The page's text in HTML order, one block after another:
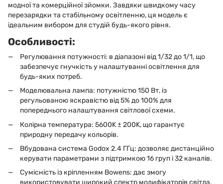
модної та комерційної зйомки. Завдяки швидкому часу
перезарядки та стабільному освітленню, ця модель є
ідеальним вибором для студій будь-якого рівня.
Особливості:
Регулювання потужності: в діапазоні від 1/32 до 1/1, що
забезпечує гнучкість у налаштуванні освітлення для
будь-яких потреб.
Моделювальна лампа: потужністю 150 Вт, із
регульованою яскравістю від 5% до 100% для
попереднього налаштування світлової схеми.
Колірна температура: 5600K ± 200K, що гарантує
природну передачу кольорів.
Вбудована система Godox 2.4 ГГц: дозволяє дистанційно
керувати параметрами з підтримкою 16 груп і 32 каналів.
Сумісність із кріпленням Bowens: дає змогу